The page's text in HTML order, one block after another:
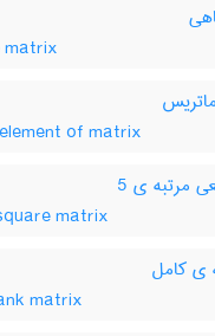
of matrix
مرتبه ی 5
matrix
ی کامل
matrix